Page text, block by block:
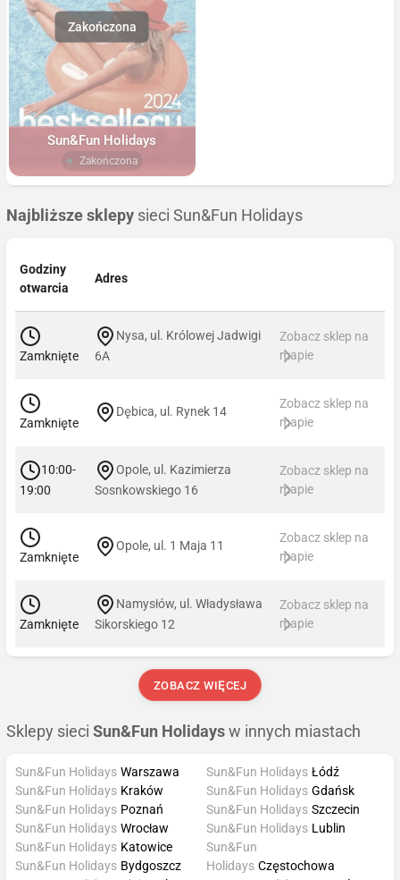
Sun&Fun Holidays
Zakończona
Najbliższe sklepy sieci Sun&Fun Holidays
Godziny
otwarcia
Adres
Zamknięte
Nysa, ul. Królowej Jadwigi
6A
Zobacz sklep na
mapie
Zamknięte
Dębica, ul. Rynek 14
Zobacz sklep na
mapie
10:00-
19:00
Opole, ul. Kazimierza
Sosnkowskiego 16
Zobacz sklep na
mapie
Zamknięte
Opole, ul. 1 Maja 11
Zobacz sklep na
mapie
Zamknięte
Namysłów, ul. Władysława
Sikorskiego 12
Zobacz sklep na
mapie
ZOBACZ WIĘCEJ
Sklepy sieci Sun&Fun Holidays w innych miastach
Sun&Fun Holidays Warszawa
Sun&Fun Holidays Kraków
Sun&Fun Holidays Poznań
Sun&Fun Holidays Wrocław
Sun&Fun Holidays Łódź
Sun&Fun Holidays Gdańsk
Sun&Fun Holidays Szczecin
Sun&Fun Holidays Lublin
Sun&Fun Holidays Katowice
Sun&Fun Holidays Bydgoszcz
Sun&Fun
Holidays Częstochowa